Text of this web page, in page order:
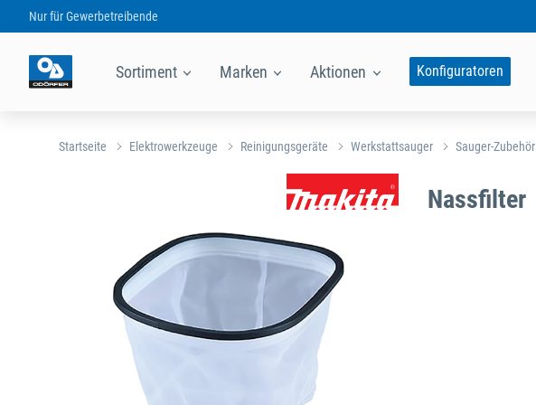
Nur fürGewerbetreibende
Sortiment Marken Aktionen Konfiguratoren
Startseite Elektrowerkzeuge Reinigungsgeräte Werkstattsauger Sauger-Zubehör
Nassfilter